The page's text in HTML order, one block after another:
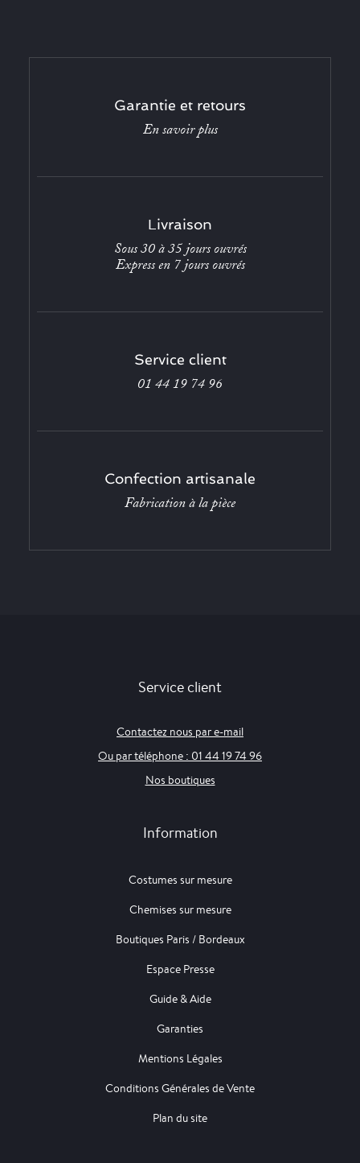
Garantie et retours
En savoir plus
Livraison
Sous 30 à 35 jours ouvrés
Express en 7 jours ouvrés
Service client
01 44 19 74 96
Confection artisanale
Fabrication à la pièce
Service client
Contactez nous par e-mail
Ou par téléphone : 01 44 19 74 96
Nos boutiques
Information
Costumes sur mesure
Chemises sur mesure
Boutiques Paris / Bordeaux
Espace Presse
Guide & Aide
Garanties
Mentions Légales
Conditions Générales de Vente
Plan du site